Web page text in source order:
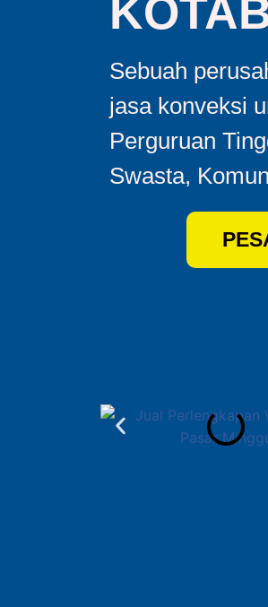
Sebuah
jasa konveksi
Perguruan
Swasta,